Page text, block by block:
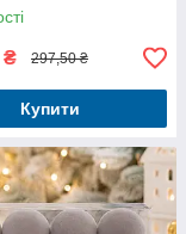
₴ 297,50 ₴
Купити